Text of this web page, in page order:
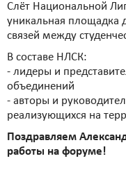
Слёт Национальной
уникальная площадка
связей между
В составе НЛСК:
- лидеры и
объединений
- авторы и
реализующихся на
Поздравляем
работы на форуме!